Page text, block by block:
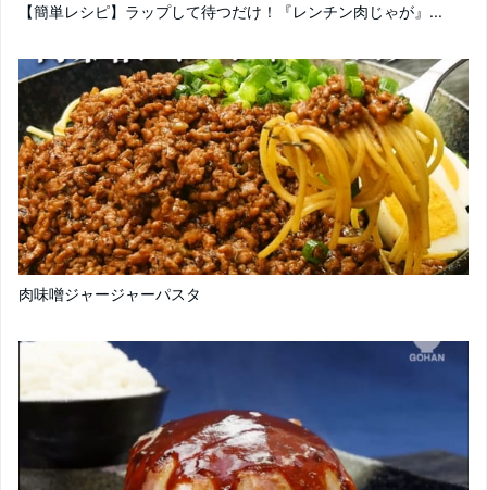
【簡単レシピ】ラップして待つだけ！『レンチン肉じゃが』...
肉味噌ジャージャーパスタ